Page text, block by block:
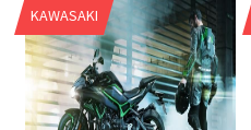
KAWASAKI